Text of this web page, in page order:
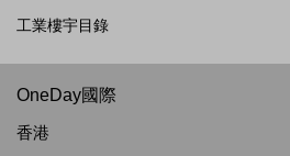
工業樓宇目錄
OneDay國際
香港